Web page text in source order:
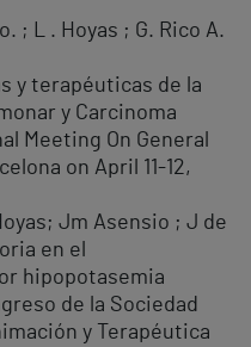
; L . Hoyas ; G. Rico A.
y terapéuticas de la
y Carcinoma
Meeting On General
on April 11-12,
Jm Asensio ; J de
en el
hipopotasemia
de la Sociedad
y Terapéutica